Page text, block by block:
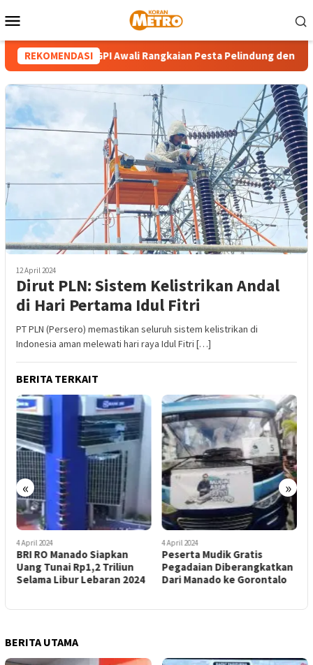
ke
Mobile
REKOMENDASI
Calcutta – GPI Awali Rangkaian Pesta Pelindung dengan
12 April 2024
Dirut PLN: Sistem Kelistrikan Andal
di Hari Pertama Idul Fitri
PT PLN (Persero) memastikan seluruh sistem kelistrikan di
Indonesia aman melewati hari raya Idul Fitri […]
BERITA TERKAIT
« »
4 April 2024
BRI RO Manado Siapkan
Uang Tunai Rp1,2 Triliun
Selama Libur Lebaran 2024
4 April 2024
Peserta Mudik Gratis
Pegadaian Diberangkatkan
Dari Manado ke Gorontalo
BERITA UTAMA